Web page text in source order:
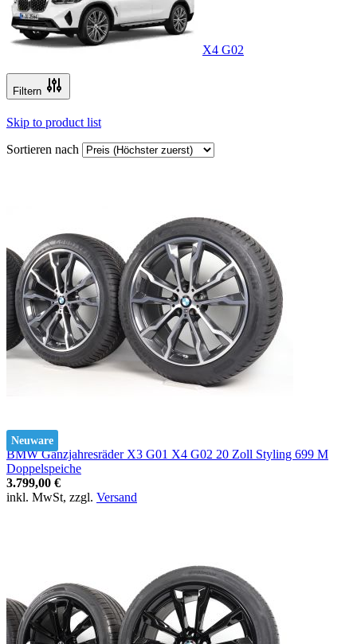
X4 G02
Filtern
Skip to product list
Sortieren nach
Neuware
BMW Ganzjahresräder X3 G01 X4 G02 20 Zoll Styling 699 M
Doppelspeiche
3.799,00 €
inkl. MwSt, zzgl. Versand